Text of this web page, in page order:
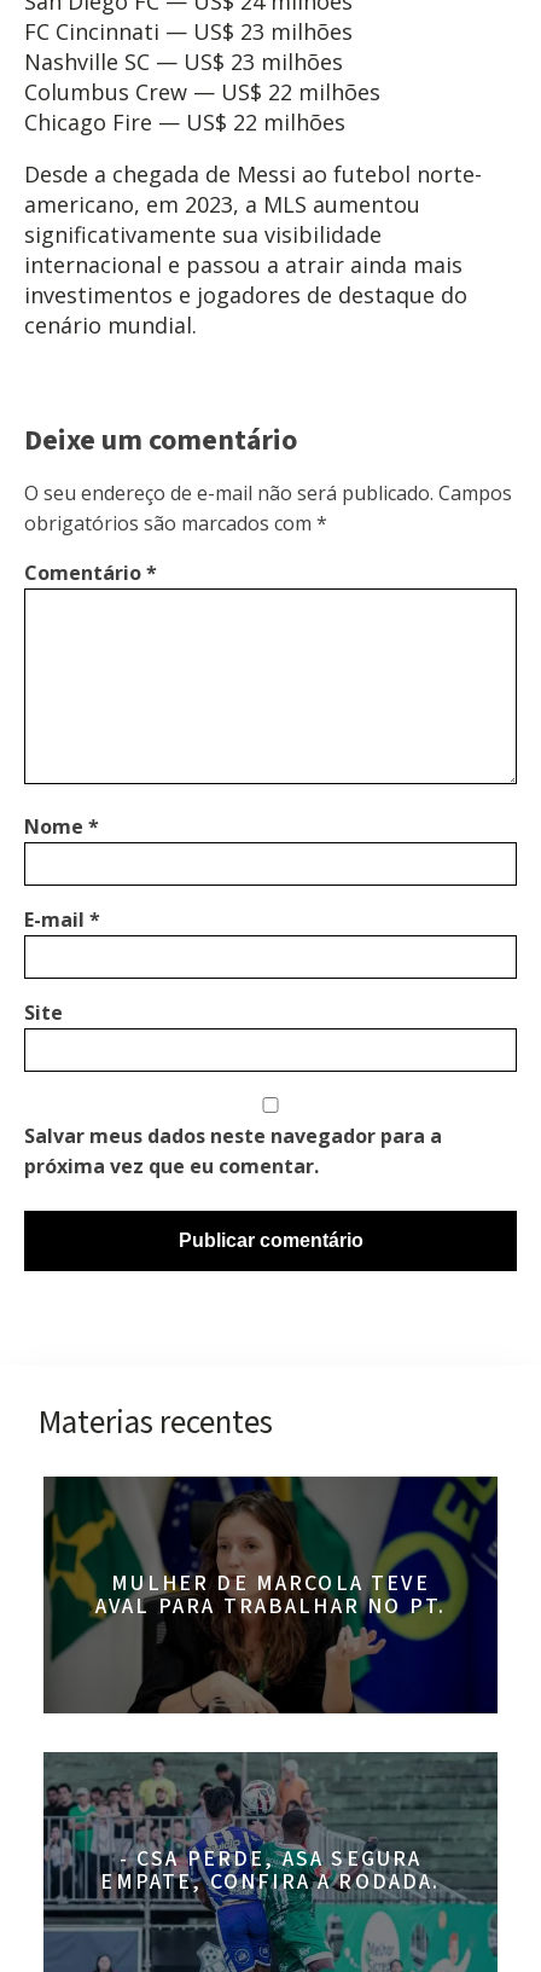
FC Cincinnati — US$ 23 milhões
Nashville SC — US$ 23 milhões
Columbus Crew — US$ 22 milhões
Chicago Fire — US$ 22 milhões
Desde a chegada de Messi ao futebol norte-
americano, em 2023, a MLS aumentou
significativamente sua visibilidade
internacional e passou a atrair ainda mais
investimentos e jogadores de destaque do
cenário mundial.
Deixe um comentário
O seu endereço de e-mail não será publicado. Campos
obrigatórios são marcados com *
Comentário*
Nome *
E-mail *
Site
Salvar meus dados neste navegador para a
próxima vez que eu comentar.
Materias recentes
MULHER DE MARCOLA TEVE
AVAL PARA TRABALHAR NO PT.
- CSA PERDE, ASA SEGURA
EMPATE, CONFIRA A RODADA.